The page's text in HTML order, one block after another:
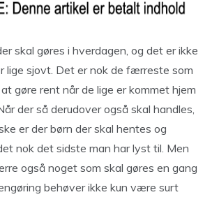
skal gøres i hverdagen, og det er ikke
lige sjovt. Det er nok de færreste som
gøre rent når de lige er kommet hjem
der så derudover også skal handles,
er der børn der skal hentes og
nok det sidste man har lyst til. Men
også noget som skal gøres en gang
behøver ikke kun være surt